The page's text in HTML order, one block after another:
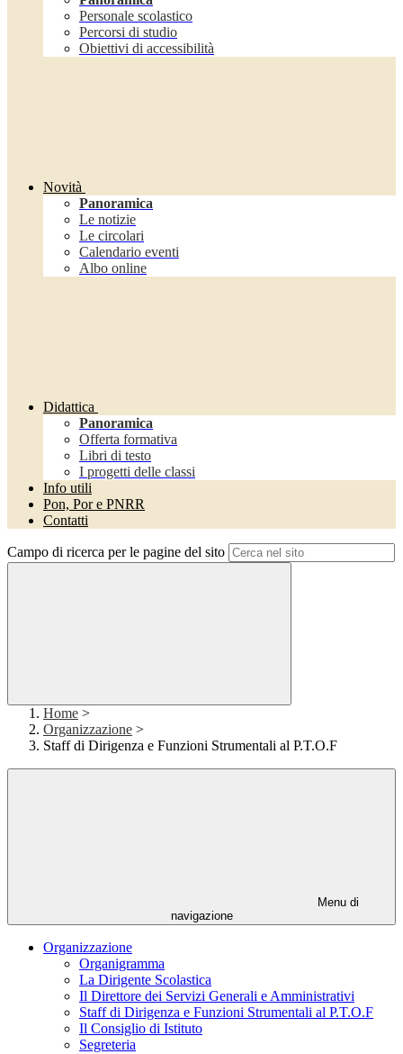
Personale scolastico
Percorsi di studio
Obiettivi di accessibilità
Novità
Panoramica
Le notizie
Le circolari
Calendario eventi
Albo online
Didattica
Panoramica
Offerta formativa
Libri di testo
I progetti delle classi
Info utili
Pon, Por e PNRR
Contatti
Campo di ricerca per le pagine del sito
Home >
Organizzazione >
Staff di Dirigenza e Funzioni Strumentali al P.T.O.F
Menu di
navigazione
Organizzazione
Organigramma
La Dirigente Scolastica
Il Direttore dei Servizi Generali e Amministrativi
Staff di Dirigenza e Funzioni Strumentali al P.T.O.F
Il Consiglio di Istituto
Segreteria